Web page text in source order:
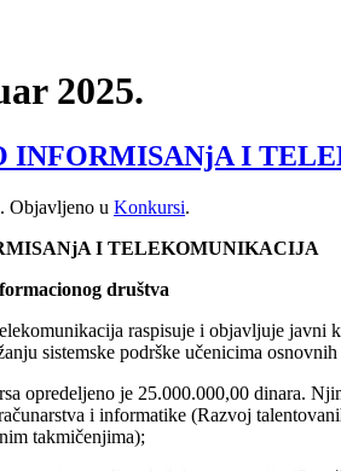
2025.
INFORMISANjA I
. Objavljeno u Konkursi.
I TELEKOMUNIKACIJA
društva
raspisuje i objavljuje javni
sistemske podrške učenicima
opredeljeno je 25.000.000,00 dinara.
i informatike (Razvoj
takmičenjima);